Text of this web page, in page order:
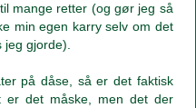
mange retter (og gør jeg så
min egen karry selv om det
gjorde).
på dåse, så er det faktisk
er det måske, men det der